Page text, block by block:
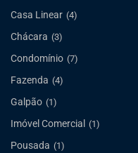
Casa Linear (4)
Chácara (3)
Condomínio (7)
Fazenda (4)
Galpão (1)
Imóvel Comercial (1)
Pousada (1)